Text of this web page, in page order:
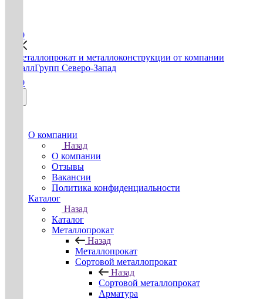
0
0
О компании
Назад
О компании
Отзывы
Вакансии
Политика конфиденциальности
Каталог
Назад
Каталог
Металлопрокат
Назад
Металлопрокат
Сортовой металлопрокат
Назад
Сортовой металлопрокат
Арматура